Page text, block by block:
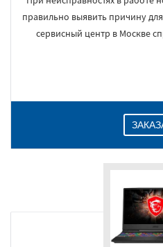
правильно выявить причину
сервисный центр в Москве